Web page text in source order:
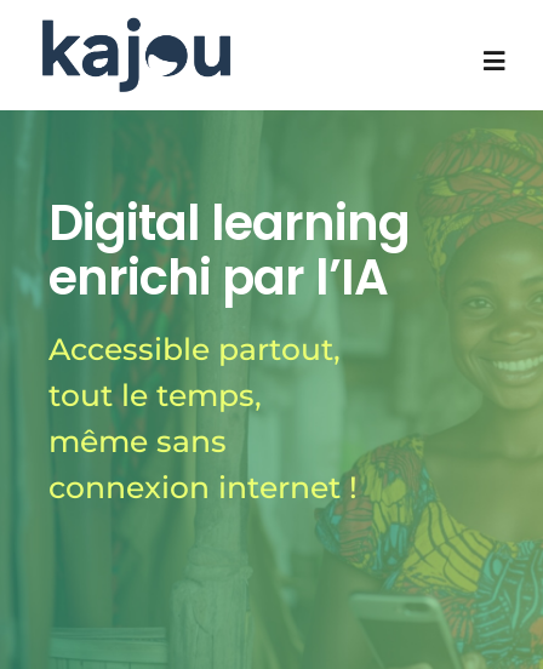
Passer
contenu
Qui sommes-nous?
Notre savoir-faire
Programmes phares
Impact social
Contact
Digital learning
enrichi par l’IA
Accessible partout,
tout le temps,
même sans
connexion internet !